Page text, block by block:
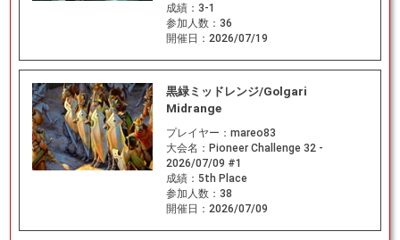
成績： 3-1
参加人数： 36
開催日： 2026/07/19
黒緑ミッドレンジ/Golgari
Midrange
プレイヤー： mareo83
大会名： Pioneer Challenge 32 -
2026/07/09 #1
成績： 5th Place
参加人数： 38
開催日： 2026/07/09